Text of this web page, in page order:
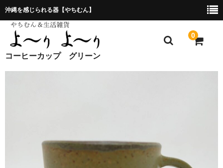
沖縄を感じられる器【やちむん】
0
コーヒーカップ グリーン